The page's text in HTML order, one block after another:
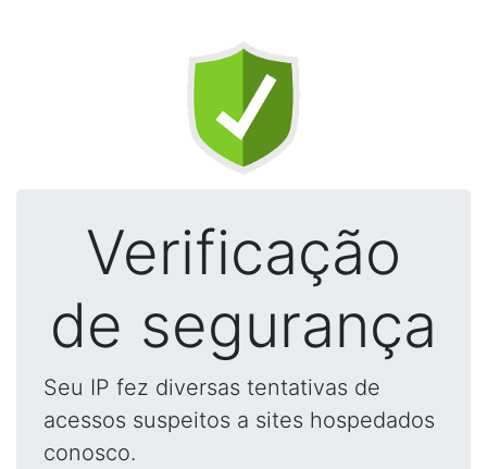
Verificação
de segurança
Seu IP fez diversas tentativas de
acessos suspeitos a sites hospedados
conosco.